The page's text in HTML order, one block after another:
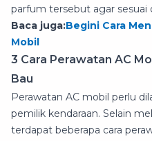
parfum tersebut agar sesuai
Baca juga:Begini Cara
Mobil
3 Cara Perawatan AC
Bau
Perawatan AC mobil perlu
pemilik kendaraan. Selain
terdapat beberapa cara